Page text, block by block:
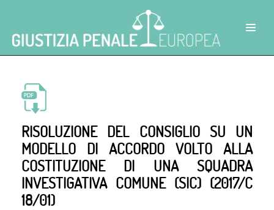
RISOLUZIONE DEL CONSIGLIO SU UN
MODELLO DI ACCORDO VOLTO ALLA
COSTITUZIONE DI UNA SQUADRA
INVESTIGATIVA COMUNE (SIC) (2017/C
18/01)